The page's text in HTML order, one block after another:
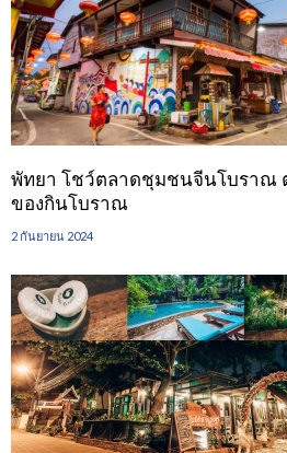
พัทยา โชว์ตลาดชุมชนจีนโบราณ
ของกินโบราณ
2 กันยายน 2024